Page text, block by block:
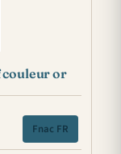
couleur or
Fnac FR